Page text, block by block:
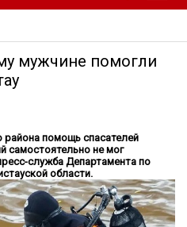
мужчине помогли
района помощь спасателей
самостоятельно не мог
служба Департамента по
области.